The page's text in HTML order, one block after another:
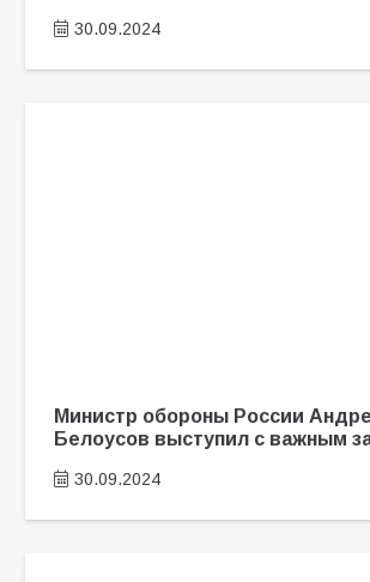
30.09.2024
Министр обороны России
Белоусов выступил с важным
30.09.2024